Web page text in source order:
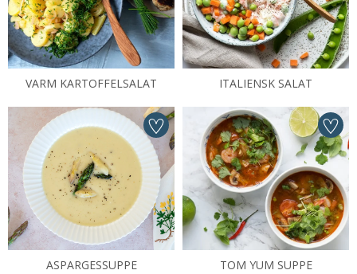
VARM KARTOFFELSALAT ITALIENSK SALAT
ASPARGESSUPPE TOM YUM SUPPE